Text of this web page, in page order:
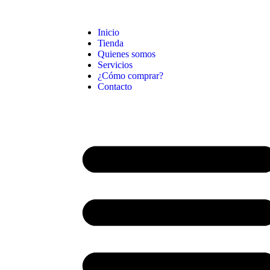
Inicio
Tienda
Quienes somos
Servicios
¿Cómo comprar?
Contacto